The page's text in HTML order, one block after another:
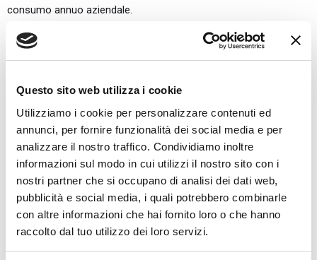
Questo sito web utilizza i cookie
Utilizziamo i cookie per personalizzare contenuti ed
annunci, per fornire funzionalità dei social media e per
analizzare il nostro traffico. Condividiamo inoltre
informazioni sul modo in cui utilizzi il nostro sito con i
nostri partner che si occupano di analisi dei dati web,
pubblicità e social media, i quali potrebbero combinarle
con altre informazioni che hai fornito loro o che hanno
raccolto dal tuo utilizzo dei loro servizi.
consumo annuo aziendale.
4. Sistemi di monitoraggio energetico
Installazione di software e dispositivi per monitorare i
Chiedi Informazioni
Scadenza e modalità di richiesta
Il Fondo Energia Veneto 2025 opera con una procedura a